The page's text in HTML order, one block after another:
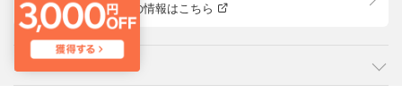
株主優待等の情報はこちら